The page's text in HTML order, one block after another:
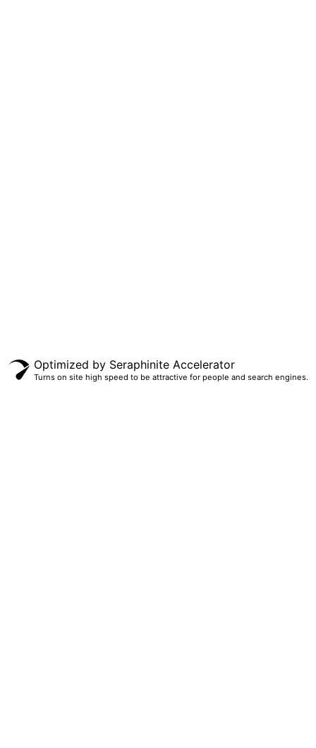
Optimized by Seraphinite Accelerator
Turns on site high speed to be attractive for people and search engines.